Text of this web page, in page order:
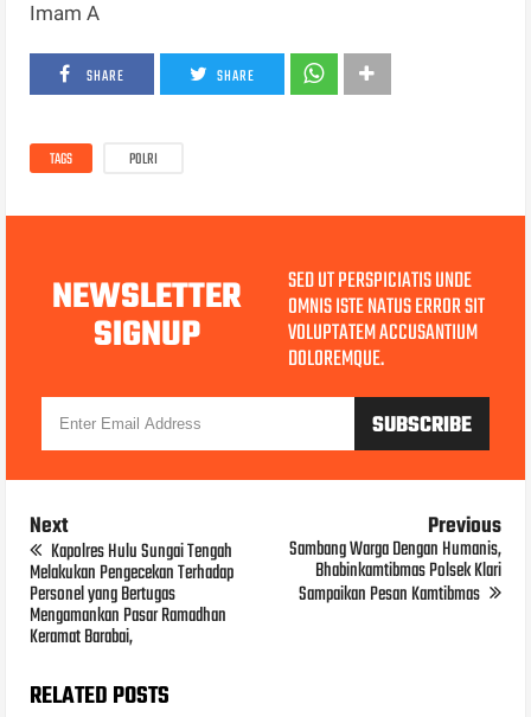
Imam A
SHARE SHARE
TAGS POLRI
NEWSLETTER
SIGNUP
SED UT PERSPICIATIS UNDE
OMNIS ISTE NATUS ERROR SIT
VOLUPTATEM ACCUSANTIUM
DOLOREMQUE.
Next
Kapolres Hulu Sungai Tengah
Melakukan Pengecekan Terhadap
Personel yang Bertugas
Mengamankan Pasar Ramadhan
Keramat Barabai,
Previous
Sambang Warga Dengan Humanis,
Bhabinkamtibmas Polsek Klari
Sampaikan Pesan Kamtibmas
RELATED POSTS